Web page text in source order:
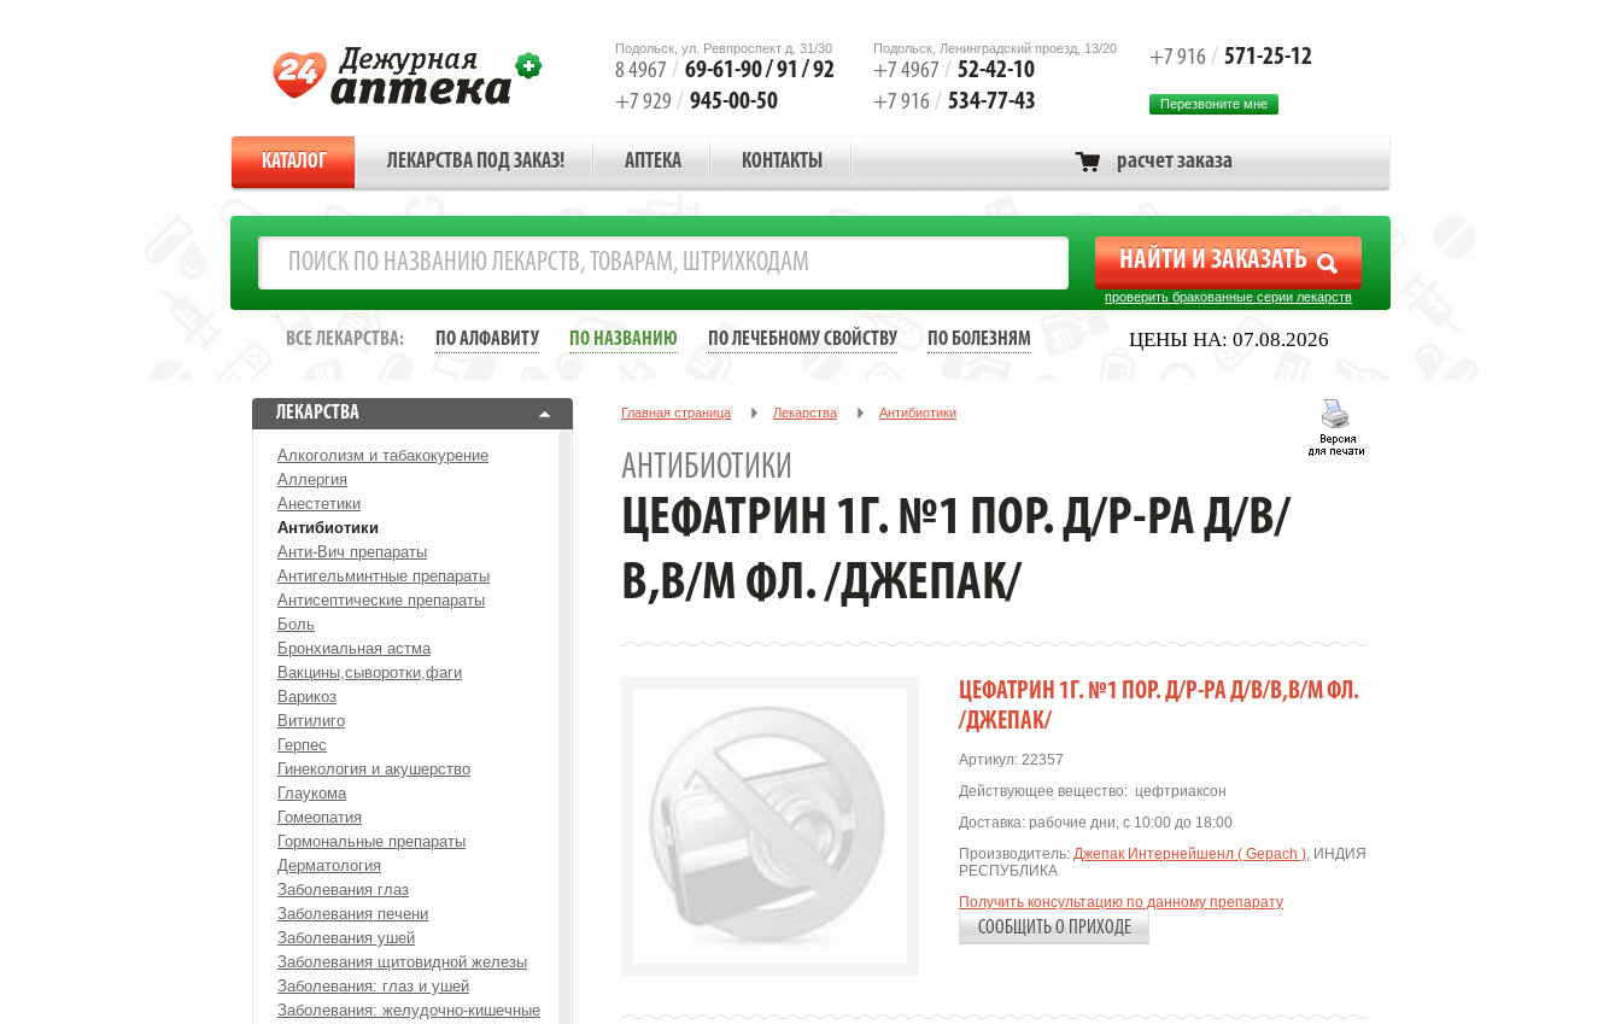
Подольск, ул. Ревпроспект д. 31/30
8 4967 / 69-61-90 / 91 / 92
+7 929 / 945-00-50
Подольск, Ленинградский проезд, 13/20
+7 4967 / 52-42-10
+7 916 / 534-77-43
+7 916 / 571-25-12
Перезвоните мне
КАТАЛОГ ЛЕКАРСТВА ПОД ЗАКАЗ! АПТЕКА КОНТАКТЫ расчет заказа
проверить бракованные серии лекарств
ЦЕНЫ НА: 07.08.2026
ВСЕ ЛЕКАРСТВА: ПО АЛФАВИТУ ПО НАЗВАНИЮ ПО ЛЕЧЕБНОМУ СВОЙСТВУ ПО БОЛЕЗНЯМ
ЛЕКАРСТВА
Алкоголизм и табакокурение
Аллергия
Анестетики
Антибиотики
Анти-Вич препараты
Антигельминтные препараты
Антисептические препараты
Боль
Бронхиальная астма
Вакцины,сыворотки,фаги
Варикоз
Витилиго
Герпес
Гинекология и акушерство
Глаукома
Гомеопатия
Гормональные препараты
Дерматология
Заболевания глаз
Заболевания печени
Заболевания ушей
Заболевания щитовидной железы
Заболевания: глаз и ушей
Заболевания: желудочно-кишечные
Главная страница Лекарства Антибиотики
АНТИБИОТИКИ
ЦЕФАТРИН 1Г. №1 ПОР. Д/Р-РА Д/В/
В,В/М ФЛ. /ДЖЕПАК/
ЦЕФАТРИН 1Г. №1 ПОР. Д/Р-РА Д/В/В,В/М ФЛ.
/ДЖЕПАК/
Артикул: 22357
Действующее вещество: цефтриаксон
Доставка: рабочие дни, с 10:00 до 18:00
Производитель: Джепак Интернейшенл ( Gepach ), ИНДИЯ
РЕСПУБЛИКА
Получить консультацию по данному препарату
СООБЩИТЬ О ПРИХОДЕ